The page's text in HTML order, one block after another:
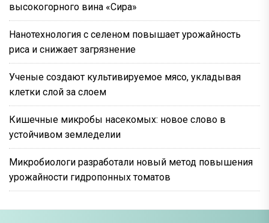
высокогорного вина «Сира»
Нанотехнология с селеном повышает урожайность
риса и снижает загрязнение
Ученые создают культивируемое мясо, укладывая
клетки слой за слоем
Кишечные микробы насекомых: новое слово в
устойчивом земледелии
Микробиологи разработали новый метод повышения
урожайности гидропонных томатов